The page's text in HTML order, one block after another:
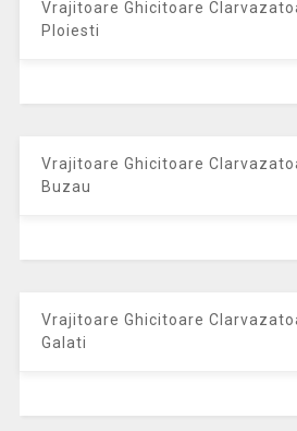
Vrajitoare Ghicitoare
Ploiesti
Vrajitoare Ghicitoare
Buzau
Vrajitoare Ghicitoare
Galati